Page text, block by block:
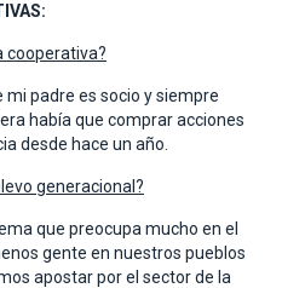
cooperativa?
mi padre es socio y siempre
había que comprar acciones
desde hace un año.
generacional?
que preocupa mucho en el
gente en nuestros pueblos
apostar por el sector de la